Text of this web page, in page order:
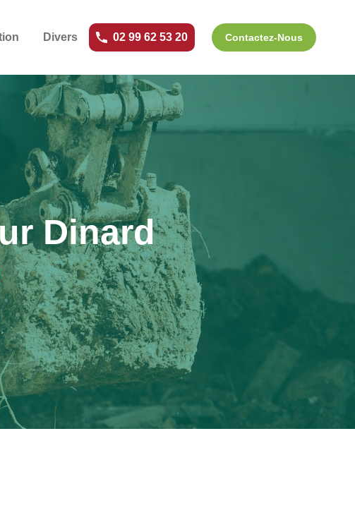
Divers 02 99 62 53 20 Contactez-Nous
Dinard